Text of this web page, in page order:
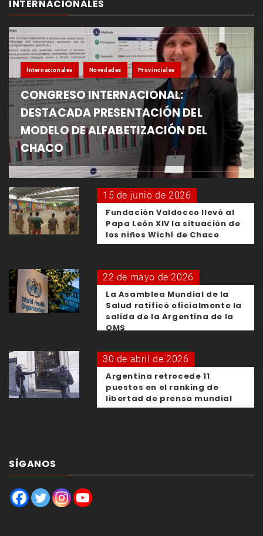
INTERNACIONALES
Internacionales Novedades Provinciales
CONGRESO INTERNACIONAL:
DESTACADA PRESENTACIÓN DEL
MODELO DE ALFABETIZACIÓN DEL
CHACO
15 de junio de 2026
Fundación Valdocco llevó al
Papa León XIV la situación de
los niños Wichí de Chaco
22 de mayo de 2026
La Asamblea Mundial de la
Salud ratificó oficialmente la
salida de la Argentina de la
OMS
30 de abril de 2026
Argentina retrocede 11
puestos en el ranking de
libertad de prensa mundial
SÍGANOS